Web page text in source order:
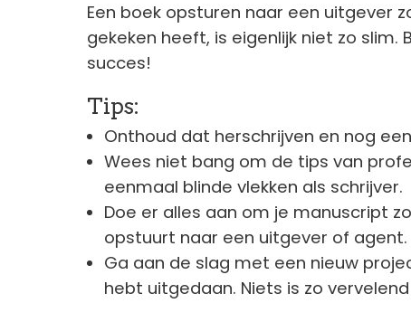
Een boek opsturen naar een uitgever
gekeken heeft, is eigenlijk niet zo slim.
succes!
Tips:
Onthoud dat herschrijven en nog
Wees niet bang om de tips van
eenmaal blinde vlekken als schrijver.
Doe er alles aan om je manuscript
opstuurt naar een uitgever of agent.
Ga aan de slag met een nieuw
hebt uitgedaan. Niets is zo